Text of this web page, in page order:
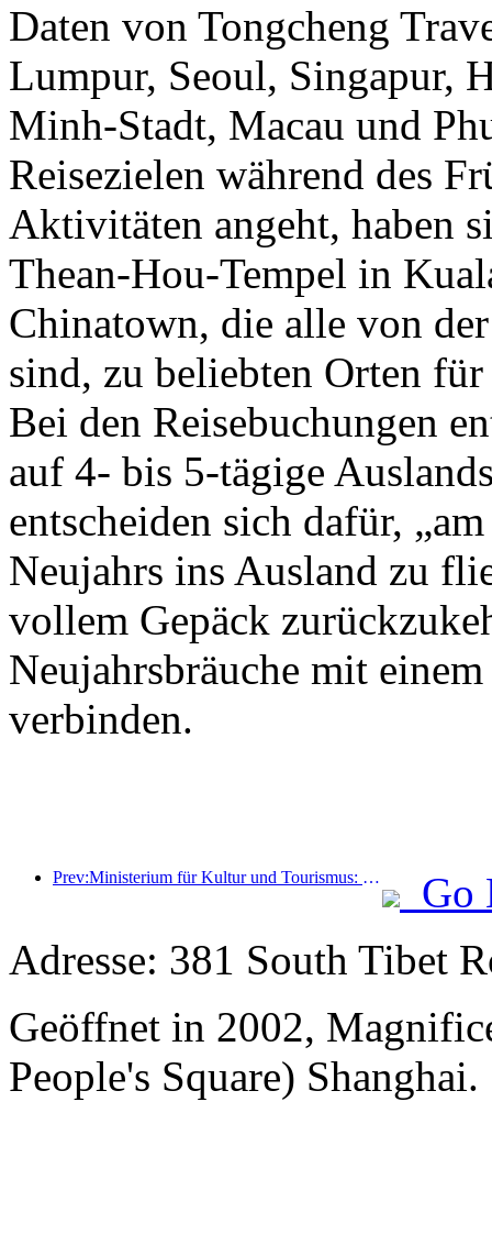
Daten von Tongcheng
Lumpur, Seoul, Singapur,
Minh-Stadt, Macau und
Reisezielen während des
Aktivitäten angeht, haben
Thean-Hou-Tempel in
Chinatown, die alle von
sind, zu beliebten Orten
Bei den Reisebuchungen
auf 4- bis 5-tägige
entscheiden sich dafür,
Neujahrs ins Ausland zu
vollem Gepäck
Neujahrsbräuche mit
verbinden.
Prev:Ministerium für Kultur und Tourismus: Start von 22 thematischen Aktivitäten in 7 großen Bereichen
Go
Adresse: 381 South Tibet
Geöffnet in 2002,
People's Square) Shanghai.